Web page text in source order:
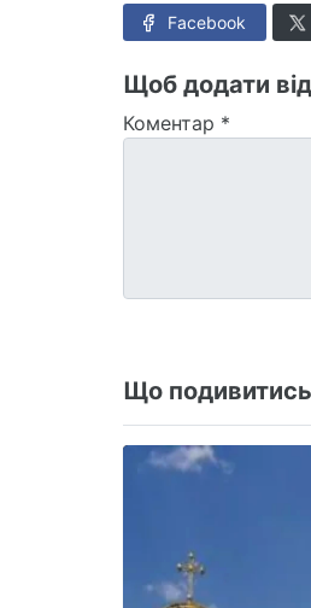
Facebook
Щоб додати
Коментар *
Що подивитись